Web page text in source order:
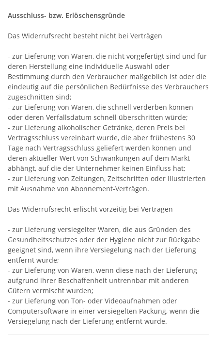
Ausschluss- bzw. Erlöschensgründe
Das Widerrufsrecht besteht nicht bei Verträgen
- zur Lieferung von Waren, die nicht vorgefertigt sind und für
deren Herstellung eine individuelle Auswahl oder
Bestimmung durch den Verbraucher maßgeblich ist oder die
eindeutig auf die persönlichen Bedürfnisse des Verbrauchers
zugeschnitten sind;
- zur Lieferung von Waren, die schnell verderben können
oder deren Verfallsdatum schnell überschritten würde;
- zur Lieferung alkoholischer Getränke, deren Preis bei
Vertragsschluss vereinbart wurde, die aber frühestens 30
Tage nach Vertragsschluss geliefert werden können und
deren aktueller Wert von Schwankungen auf dem Markt
abhängt, auf die der Unternehmer keinen Einfluss hat;
- zur Lieferung von Zeitungen, Zeitschriften oder Illustrierten
mit Ausnahme von Abonnement-Verträgen.
Das Widerrufsrecht erlischt vorzeitig bei Verträgen
- zur Lieferung versiegelter Waren, die aus Gründen des
Gesundheitsschutzes oder der Hygiene nicht zur Rückgabe
geeignet sind, wenn ihre Versiegelung nach der Lieferung
entfernt wurde;
- zur Lieferung von Waren, wenn diese nach der Lieferung
aufgrund ihrer Beschaffenheit untrennbar mit anderen
Gütern vermischt wurden;
- zur Lieferung von Ton- oder Videoaufnahmen oder
Computersoftware in einer versiegelten Packung, wenn die
Versiegelung nach der Lieferung entfernt wurde.